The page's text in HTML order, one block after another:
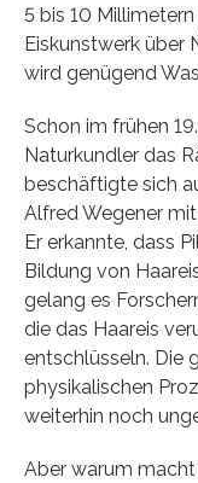
5 bis 10
Eiskunstwerk über
wird genügend
Schon im frühen
Naturkundler das
beschäftigte sich
Alfred Wegener
Er erkannte, dass
Bildung von
gelang es
die das Haareis
entschlüsseln. Die
physikalischen
weiterhin noch
Aber warum